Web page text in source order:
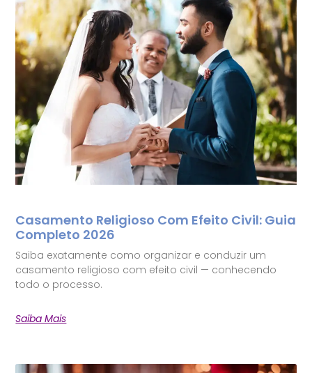
Casamento Religioso Com Efeito Civil: Guia
Completo 2026
Saiba exatamente como organizar e conduzir um
casamento religioso com efeito civil — conhecendo
todo o processo.
Saiba Mais